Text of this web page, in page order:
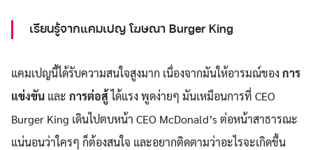
เรียนรู้จากแคมเปญ โฆษณา Burger King
แคมเปญนี้ได้รับความสนใจสูงมาก เนื่องจากมันให้อารมณ์ของ การ
แข่งขัน และ การต่อสู้ได้แรง พูดง่ายๆ มันเหมือนการที่ CEO
Burger King เดินไปตบหน้า CEO McDonald’s ต่อหน้าสาธารณะ
แน่นอนว่าใครๆ ก็ต้องสนใจ และอยากติดตามว่าอะไรจะเกิดขึ้น